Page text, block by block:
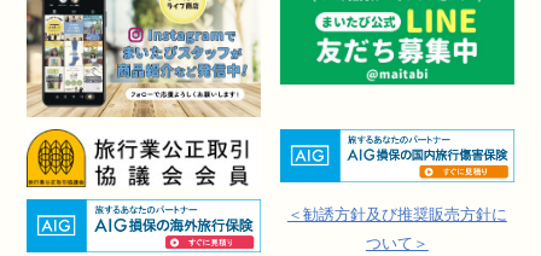
＜勧誘方針及び推奨販売方針に
ついて＞